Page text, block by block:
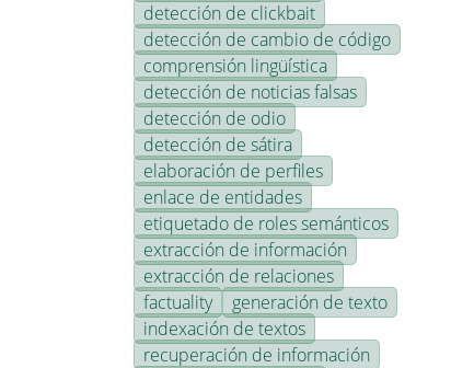
detección de clickbait
detección de cambio de código
comprensión lingüística
detección de noticias falsas
detección de odio
detección de sátira
elaboración de perfiles
enlace de entidades
etiquetado de roles semánticos
extracción de información
extracción de relaciones
factuality
generación de texto
indexación de textos
recuperación de información